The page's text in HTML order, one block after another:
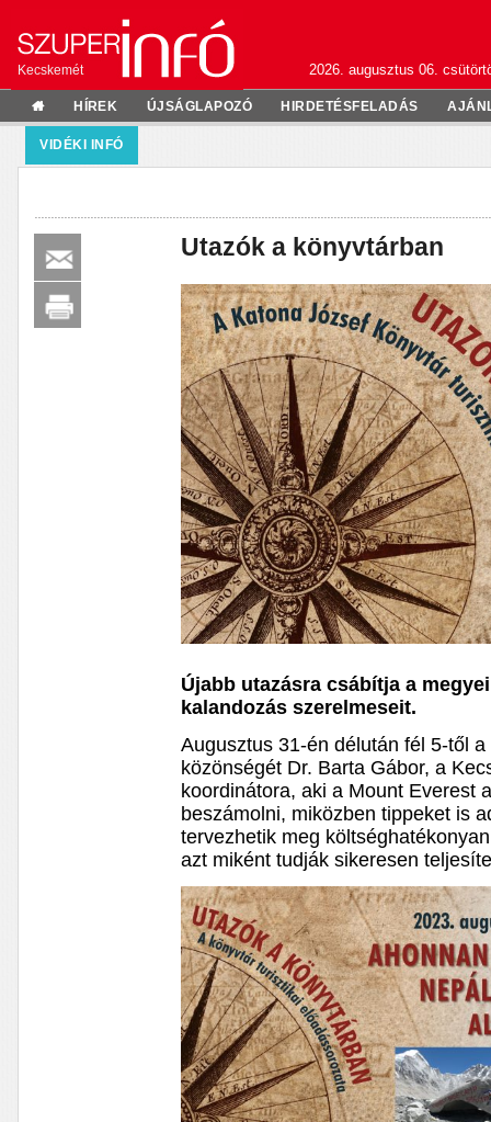
Kecskemét 2026. augusztus 06.
HÍREK ÚJSÁGLAPOZÓ HIRDETÉSFELADÁS
VIDÉKI INFÓ
Utazók a könyvtárban
Újabb utazásra csábítja a
kalandozás szerelmeseit.
Augusztus 31-én délután fél 5-től
közönségét Dr. Barta Gábor, a
koordinátora, aki a Mount Everest
beszámolni, miközben tippeket is
tervezhetik meg
azt miként tudják sikeresen